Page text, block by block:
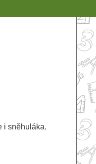
i sněhuláka.